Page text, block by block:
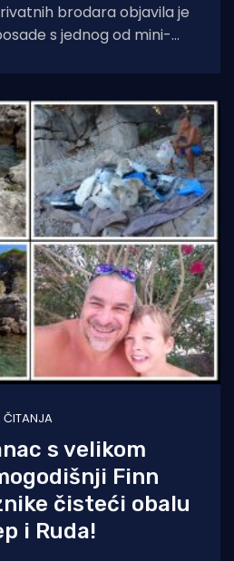
brodara objavila je
s jednog od mini-
ČITANJA
s velikom
Finn
čisteći obalu
i Ruda!